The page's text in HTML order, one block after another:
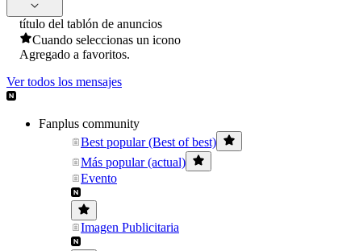
título del tablón de anuncios
Cuando seleccionas un icono
Agregado a favoritos.
Ver todos los mensajes
Fanplus community
Best popular (Best of best)
Más popular (actual)
Evento
Imagen Publicitaria